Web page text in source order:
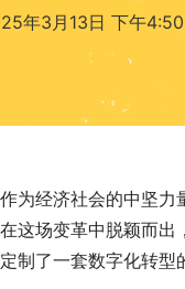
年3月13日 下午4:50
为经济社会的中坚
这场变革中脱颖而出
制了一套数字化转